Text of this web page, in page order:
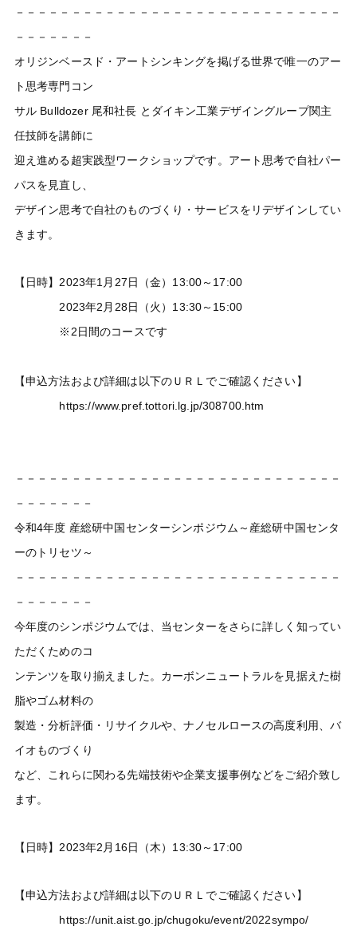
－－－－－－－－－－－－－－－－－－－－－－－－－－－－－
－－－－－－－
オリジンベースド・アートシンキングを掲げる世界で唯一のアー
ト思考専門コン
サル Bulldozer 尾和社長 とダイキン工業デザイングループ関主
任技師を講師に
迎え進める超実践型ワークショップです。アート思考で自社パー
パスを見直し、
デザイン思考で自社のものづくり・サービスをリデザインしてい
きます。
【日時】2023年1月27日（金）13:00～17:00
2023年2月28日（火）13:30～15:00
※2日間のコースです
【申込方法および詳細は以下のＵＲＬでご確認ください】
https://www.pref.tottori.lg.jp/308700.htm
－－－－－－－－－－－－－－－－－－－－－－－－－－－－－
－－－－－－－
令和4年度 産総研中国センターシンポジウム～産総研中国センタ
ーのトリセツ～
－－－－－－－－－－－－－－－－－－－－－－－－－－－－－
－－－－－－－
今年度のシンポジウムでは、当センターをさらに詳しく知ってい
ただくためのコ
ンテンツを取り揃えました。カーボンニュートラルを見据えた樹
脂やゴム材料の
製造・分析評価・リサイクルや、ナノセルロースの高度利用、バ
イオものづくり
など、これらに関わる先端技術や企業支援事例などをご紹介致し
ます。
【日時】2023年2月16日（木）13:30～17:00
【申込方法および詳細は以下のＵＲＬでご確認ください】
https://unit.aist.go.jp/chugoku/event/2022sympo/